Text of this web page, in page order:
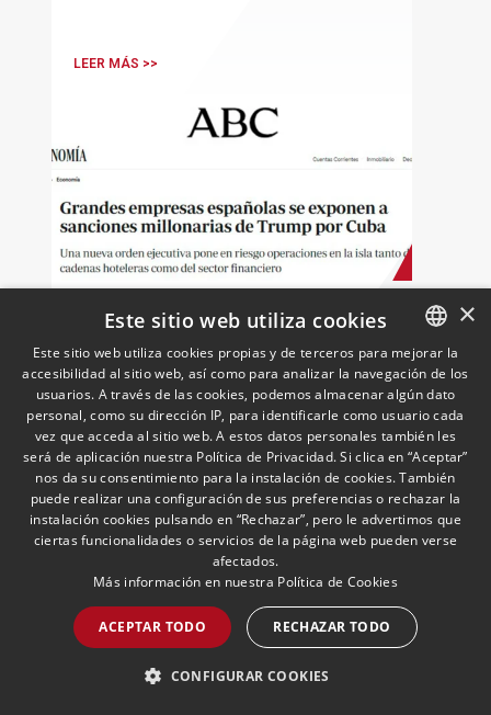
entidades trabajarán para ayudar a las
gestionar con mayor seguridad jurídica
sus principales retos regulatorios.
LEER MÁS >>
Grandes empresas españolas
millonarias de Trump por
Cuba
12/05/2026 Cuban Desk
Ignacio Aparicio, responsable del Cuban
Desk, analiza en ABC el impacto para las
empresas españolas del endurecimiento
de las sanciones de EE.UU. contra Cuba.
LEER MÁS >>
SPANISH
ENGLISH
PORTUGUESE
×
Este sitio web utiliza cookies
Este sitio web utiliza cookies propias y de terceros para mejorar la
accesibilidad al sitio web, así como para analizar la navegación de los
usuarios. A través de las cookies, podemos almacenar algún dato
personal, como su dirección IP, para identificarle como usuario cada
vez que acceda al sitio web. A estos datos personales también les
será de aplicación nuestra Política de Privacidad. Si clica en “Aceptar”
nos da su consentimiento para la instalación de cookies. También
puede realizar una configuración de sus preferencias o rechazar la
instalación cookies pulsando en “Rechazar”, pero le advertimos que
ciertas funcionalidades o servicios de la página web pueden verse
afectados.
Más información en nuestra Política de Cookies
ACEPTAR TODO RECHAZAR TODO
CONFIGURAR COOKIES